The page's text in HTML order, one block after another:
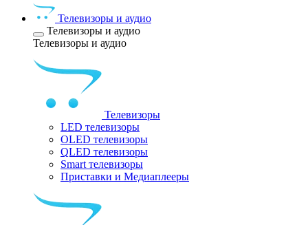
Телевизоры и аудио
Телевизоры и аудио
Телевизоры и аудио
Телевизоры
LED телевизоры
OLED телевизоры
QLED телевизоры
Smart телевизоры
Приставки и Медиаплееры